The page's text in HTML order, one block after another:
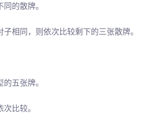
的散牌。
相同，则依次比较剩下的三张散牌。
五张牌。
比较。